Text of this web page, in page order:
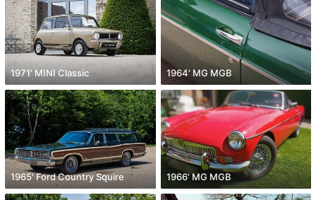
1971' MINI Classic 1964' MG MGB
1965' Ford Country Squire 1966' MG MGB